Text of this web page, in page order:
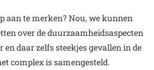
aan te merken? Nou, we kunnen
over de duurzaamheidsaspecten
daar zelfs steekjes gevallen in de
complex is samengesteld.